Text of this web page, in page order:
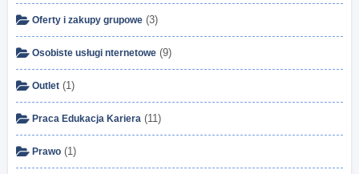
Oferty i zakupy grupowe (3)
Osobiste usługi nternetowe (9)
Outlet (1)
Praca Edukacja Kariera (11)
Prawo (1)